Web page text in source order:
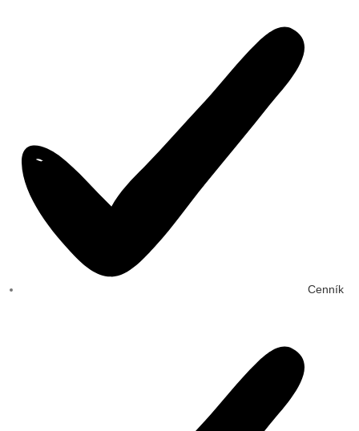
Cenník